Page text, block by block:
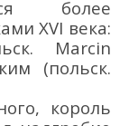
более
XVI века:
Marcin
м (польск.
король